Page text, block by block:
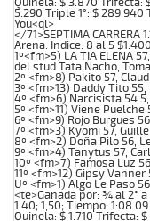
5.290 Triple 1°: $
You<ql>
</71>SEPTIMA CARRERA
Arena. Indice: 8 al 5
1º<fm>5) LA TIA ELENA
del stud Tata Nacho,
2º <fm>8) Pakito 57,
3º <fm>13) Daddy Tito
4º <fm>6) Narcisista
5º <fm>11) Viene
6º <fm>9) Rojo Burgues
7º <fm>3) Kyomi 57,
8º <fm>2) Doña Pilo 56,
9º <fm>4) Tanytus 57,
10º <fm>7) Famosa Luz
11º <fm>12) Gipsy
Uº <fm>1) Algo Le Paso
<te>Ganada por: ¾ al 2° a
1,40; 1,50; Tiempo:
Quinela: $ 1.710 Trifecta: